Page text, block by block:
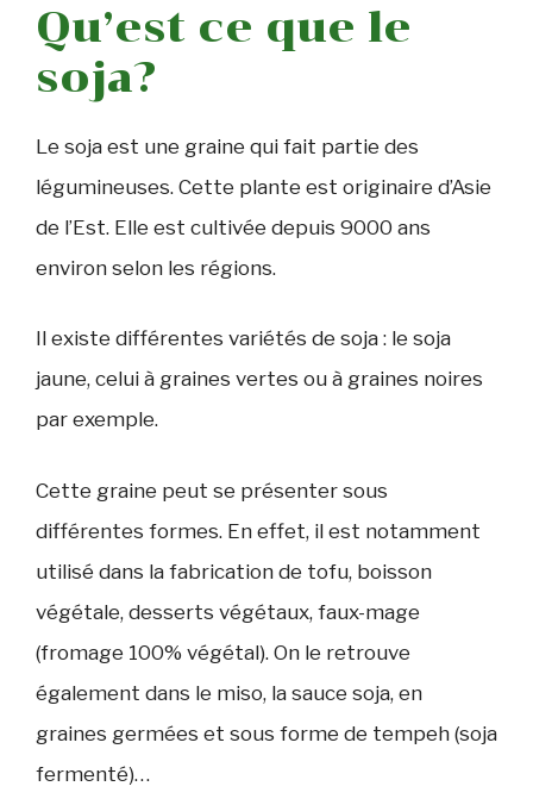
Qu’est ce que le
soja?
Le soja est une graine qui fait partie des
légumineuses. Cette plante est originaire d’Asie
de l’Est. Elle est cultivée depuis 9000 ans
environ selon les régions.
Il existe différentes variétés de soja : le soja
jaune, celui à graines vertes ou à graines noires
par exemple.
Cette graine peut se présenter sous
différentes formes. En effet, il est notamment
utilisé dans la fabrication de tofu, boisson
végétale, desserts végétaux, faux-mage
(fromage 100% végétal). On le retrouve
également dans le miso, la sauce soja, en
graines germées et sous forme de tempeh (soja
fermenté)…